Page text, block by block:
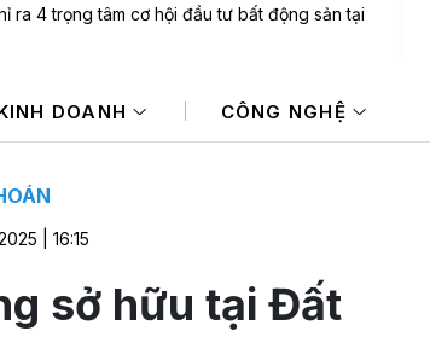
ra 4 trọng tâm cơ hội đầu tư bất động sản tại
Lương Tân xin từ nhiệm tại Chứng khoán
DOANH CÔNG NGHỆ
| 16:15
sở hữu tại Đất